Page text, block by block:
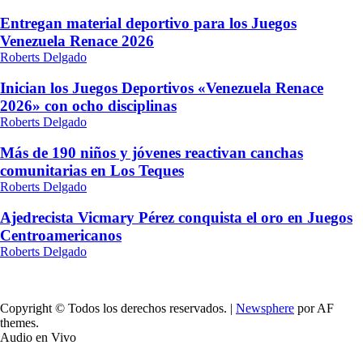
Entregan material deportivo para los Juegos
Venezuela Renace 2026
Roberts Delgado
Inician los Juegos Deportivos «Venezuela Renace
2026» con ocho disciplinas
Roberts Delgado
Más de 190 niños y jóvenes reactivan canchas
comunitarias en Los Teques
Roberts Delgado
Ajedrecista Vicmary Pérez conquista el oro en Juegos
Centroamericanos
Roberts Delgado
Copyright © Todos los derechos reservados. | Newsphere por AF
themes.
Audio en Vivo